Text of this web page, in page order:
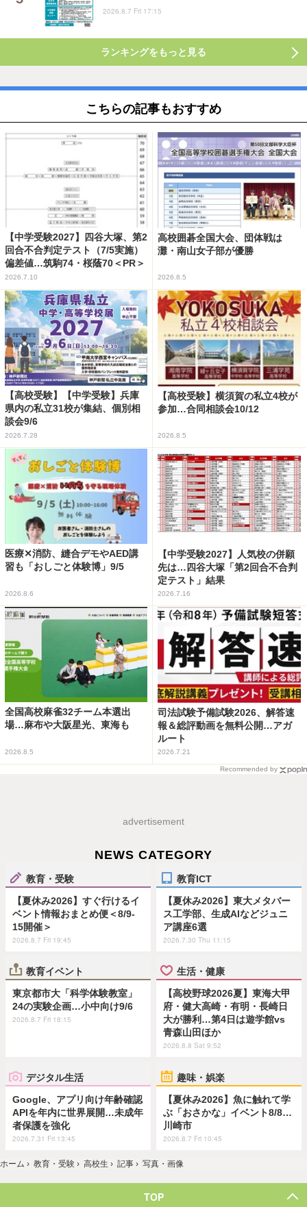
2026.8.7 Fri 17:15
ランキングをもっと見る
こちらの記事もおすすめ
【中学受験2027】四谷大塚、第2
回合不合判定テスト（7/5実施）
偏差値…筑駒74・桜蔭70＜PR＞
2026.7.10
高校囲碁全国大会、団体戦は
灘・南山女子部が優勝
2026.8.5
【高校受験】【中学受験】兵庫
県内の私立31校が集結、個別相
談会9/6
2026.7.28
【高校受験】横須賀の私立4校が
参加…合同相談会10/12
2026.8.5
医療✕消防、縫合デモやAED講
習も「おしごと体験博」9/5
2026.8.6
【中学受験2027】人気校の併願
先は…四谷大塚「第2回合不合判
定テスト」結果
2026.7.16
全国高校麻雀32チーム本選出
場…麻布や大阪星光、東海も
2026.8.5
司法試験予備試験2026、解答速
報＆総評動画を無料公開…アガ
ルート
2026.7.21
Recommended by
advertisement
NEWS CATEGORY
教育・受験
【夏休み2026】すぐ行けるイ
ベント情報おまとめ便＜8/9-
15開催＞
2026.8.7 Fri 19:45
教育ICT
【夏休み2026】東大メタバー
ス工学部、生成AIなどジュニ
ア講座6選
2026.7.30 Thu 11:15
教育イベント
東京都市大「科学体験教室」
24の実験企画…小中向け9/6
2026.8.7 Fri 18:15
生活・健康
【高校野球2026夏】東海大甲
府・健大高崎・有明・長崎日
大が勝利…第4日は遊学館vs
青森山田ほか
2026.8.8 Sat 9:52
デジタル生活
Google、アプリ向け年齢確認
APIを年内に世界展開…未成年
者保護を強化
2026.7.31 Fri 13:45
趣味・娯楽
【夏休み2026】魚に触れて学
ぶ「おさかな」イベント8/8…
川崎市
2026.8.7 Fri 10:45
ホーム › 教育・受験 › 高校生 › 記事 › 写真・画像
TOP